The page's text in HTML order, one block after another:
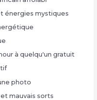
énergies mystiques
à quelqu'un gratuit
photo
mauvais sorts